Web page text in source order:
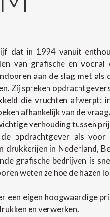
dat in 1994 vanuit
van grafische en
aan de slag met
Zij spreken
die vruchten afwerpt:
afhankelijk van de
verhouding tussen
opdrachtgever als voor
in Nederland,
grafische bedrijven is
weten ze hoe de hazen
een eigen hoogwaardige
en verwerken.